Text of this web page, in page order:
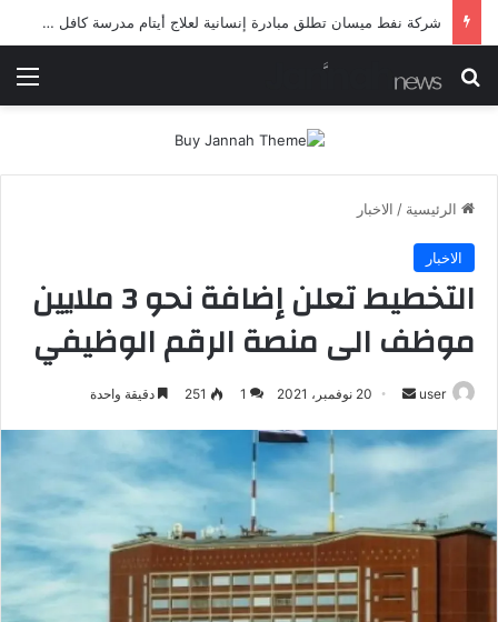
شرطة ميسان تلقي القبض على مطلقي العيارات النارية أثناء تشييع جنائزي في العمارة
بحث عن
الرئيسية / الاخبار
الاخبار
التخطيط تعلن إضافة نحو 3 ملايين
موظف الى منصة الرقم الوظيفي
user
أرسل
إلكترونيا
20 نوفمبر، 2021 1
251 دقيقة واحدة